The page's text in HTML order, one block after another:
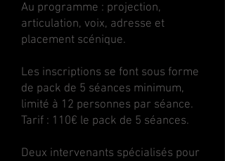
Au programme : projection,
articulation, voix, adresse et
placement scénique.
Les inscriptions se font sous forme
de pack de 5 séances minimum,
limité à 12 personnes par séance.
Tarif : 110€ le pack de 5 séances.
Deux intervenants spécialisés pour